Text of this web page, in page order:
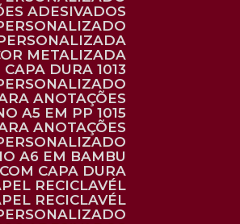
ADESIVADOS
METALIZADA
CAPA DURA 1013
ANOTAÇÕES
A5 EM PP 1015
ANOTAÇÕES
A6 EM BAMBU
CAPA DURA
RECICLAVÉL
RECICLAVÉL